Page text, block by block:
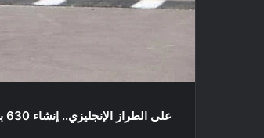
على الطراز الإنجليزي.. إنشاء 630 بيتًا لتوطين البدو بجنوب سيناء